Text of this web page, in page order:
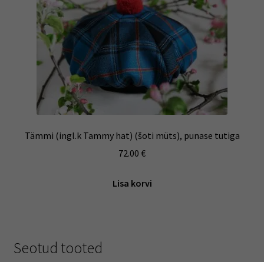
Tämmi (ingl.k Tammy hat) (šoti müts), punase tutiga
72.00 €
Lisa korvi
Seotud tooted